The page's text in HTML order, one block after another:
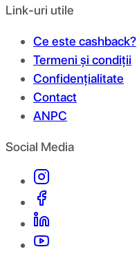
Link-uri utile
Ce este cashback?
Termeni și condiții
Confidențialitate
Contact
ANPC
Social Media